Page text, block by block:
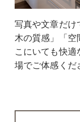
写真や文章だ
木の質感」「空
こにいても快適
場でご体感くだ